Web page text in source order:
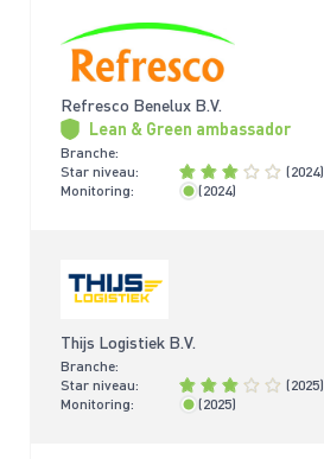
Refresco Benelux B.V.
Lean & Green ambassador
Branche:
Star niveau:
(2024)
Monitoring:
< 2 jaar
(2024)
Thijs Logistiek B.V.
Branche:
Star niveau:
(2025)
Monitoring:
< 2 jaar
(2025)